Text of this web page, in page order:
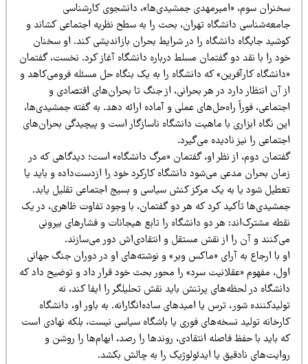
سوم، «امیرمهدی جمشیدی‌ها»، دانشجوی کارشناسی
دانشگاه تهران، بحث را به سطح نظریه اجتماعی کشاند و
جایگاه دانشگاه را در شرایط بحران بازاندیشی کند. او سخنان
را با نقد دو گفتمان مسلط درباره دانشگاه آغاز کرد. نخست، گفتمان
کارآفرین» که دانشگاه را به یک بنگاه حل مسئله فرومی‌کاهد و
آن انتظار دارد در هر بحرانی، از جنگ تا بحران‌های اقتصادی و
فوراً راه‌حل‌های عملی و آماده ارائه دهد. به گفته جمشیدی‌ها،
نگاه ابزاری با ماهیت دانشگاه ناسازگار است و پیچیدگی بحران‌های
را نیز نادیده می‌گیرد.
دوم، از نظر او، گفتمان «مرگ دانشگاه» است؛ دیدگاهی که در
بحران مدعی می‌شود دانشگاه کارکرد خود را ازدست‌داده و باید یا
شود یا به یک مرکز کنش سیاسی و بسیج اجتماعی تقلیل یابد.
تأکید کرد که هر دو گفتمان، با وجود تفاوت ظاهری، در یک
مشترک‌اند: هر دو دانشگاه را تابع هیجانات و فشارهای بیرونی
و آن را از نقش مستقل و انتقادی‌اش دور می‌سازند.
با ارجاع به آرای «ماکس وبر» و نوشته‌های او در دوران جنگ جهانی
مفهوم «عقلانیت سرد» را محور بحث خود قرار داد و توضیح داد که
در لحظه‌های پرتنش باید نقش تحلیلگر را ایفا کند، نه
شور، ترس یا امیدهای ساده‌انگارانه. به باور او، دانشگاه
تولید نسخه‌های فوری یا باشگاه سیاسی نیست، بلکه نهادی است
باید با حفظ فاصله انتقادی، روندها را رصد، ابهام‌ها را روشن و
نادقیق یا ایدئولوژیک را به چالش بکشد.